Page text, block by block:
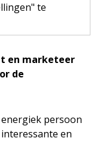
te
en marketeer
de
persoon
en